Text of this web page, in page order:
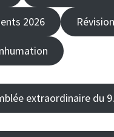
2026
extraordinaire du